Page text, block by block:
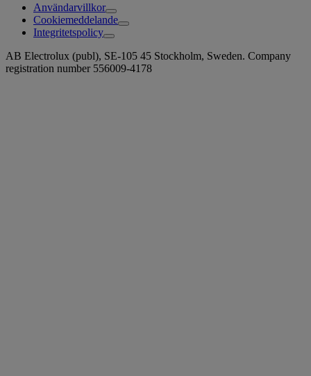
Användarvillkor
Cookiemeddelande
Integritetspolicy
AB Electrolux (publ), SE-105 45 Stockholm, Sweden. Company
registration number 556009-4178